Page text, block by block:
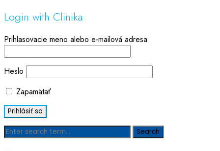
Login with Clinika
Prihlasovacie meno alebo e-mailová adresa
Heslo
Zapamätať